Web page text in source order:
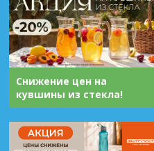
Снижение цен на
кувшины из стекла!